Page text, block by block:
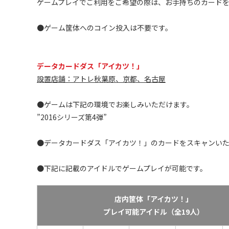
ゲームプレイでご利用をご希望の際は、お手持ちのカード
●ゲーム筐体へのコイン投入は不要です。
データカードダス「アイカツ！」
設置店舗：アトレ秋葉原、京都、名古屋
●ゲームは下記の環境でお楽しみいただけます。
”2016シリーズ第4弾”
●データカードダス「アイカツ！」のカードをスキャンいた
●下記に記載のアイドルでゲームプレイが可能です。
店内筐体「アイカツ！」
プレイ可能アイドル（全19人）